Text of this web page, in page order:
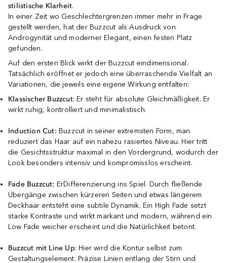
stilistische Klarheit.
In einer Zeit wo Geschlechtergrenzen immer mehr in Frage
gestellt werden, hat der Buzzcut als Ausdruck von
Androgynität und moderner Elegant, einen festen Platz
gefunden.
Auf den ersten Blick wirkt der Buzzcut eindimensional.
Tatsächlich eröffnet er jedoch eine überraschende Vielfalt an
Variationen, die jeweils eine eigene Wirkung entfalten:
Klassischer Buzzcut: Er steht für absolute Gleichmäßigkeit. Er
wirkt ruhig, kontrolliert und minimalistisch.
Induction Cut: Buzzcut in seiner extremsten Form, man
reduziert das Haar auf ein nahezu rasiertes Niveau. Hier tritt
die Gesichtsstruktur maximal in den Vordergrund, wodurch der
Look besonders intensiv und kompromisslos erscheint.
Fade Buzzcut: ErDifferenzierung ins Spiel. Durch fließende
Übergänge zwischen kürzeren Seiten und etwas längerem
Deckhaar entsteht eine subtile Dynamik. Ein High Fade setzt
starke Kontraste und wirkt markant und modern, während ein
Low Fade weicher erscheint und die Natürlichkeit betont.
Buzzcut mit Line Up: Hier wird die Kontur selbst zum
Gestaltungselement. Präzise Linien entlang der Stirn und